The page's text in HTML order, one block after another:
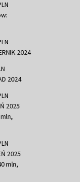
2024
2024
2025
2025
mln,